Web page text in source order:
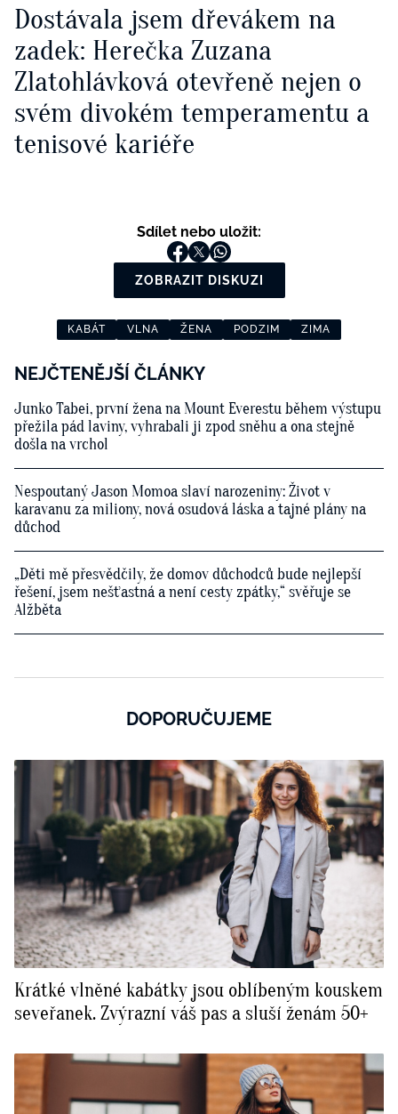
Dostávala jsem dřevákem na
zadek: Herečka Zuzana
Zlatohlávková otevřeně nejen o
svém divokém temperamentu a
tenisové kariéře
Sdílet nebo uložit:
ZOBRAZIT DISKUZI
KABÁT VLNA ŽENA PODZIM ZIMA
NEJČTENĚJŠÍ ČLÁNKY
Junko Tabei, první žena na Mount Everestu během výstupu
přežila pád laviny, vyhrabali ji zpod sněhu a ona stejně
došla na vrchol
Nespoutaný Jason Momoa slaví narozeniny: Život v
karavanu za miliony, nová osudová láska a tajné plány na
důchod
„Děti mě přesvědčily, že domov důchodců bude nejlepší
řešení, jsem nešťastná a není cesty zpátky,“ svěřuje se
Alžběta
DOPORUČUJEME
Krátké vlněné kabátky jsou oblíbeným kouskem
seveřanek. Zvýrazní váš pas a sluší ženám 50+